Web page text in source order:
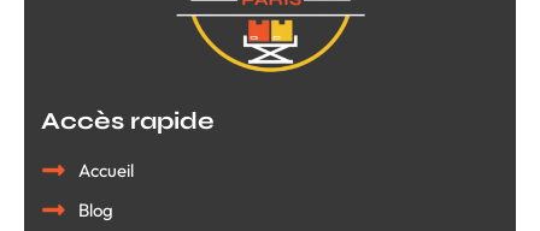
Accès rapide
Accueil
Blog